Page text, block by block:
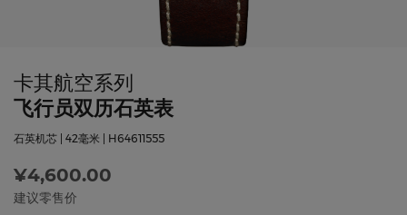
卡其航空系列
飞行员双历石英表
石英机芯 | 42毫米 | H64611555
¥4,600.00
建议零售价